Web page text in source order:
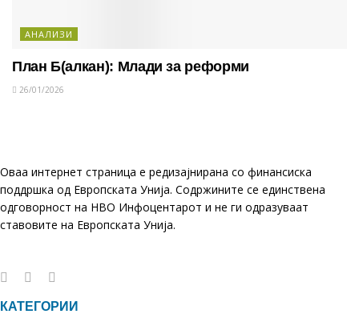
АНАЛИЗИ
План Б(алкан): Млади за реформи
26/01/2026
Оваа интернет страница е редизајнирана со финансиска
поддршка од Европската Унија. Содржините се единствена
одговорност на НВО Инфоцентарот и не ги одразуваат
ставовите на Европската Унија.
КАТЕГОРИИ